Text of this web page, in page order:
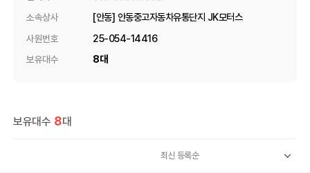
소속상사 [안동] 안동중고자동차유통단지 JK모터스
사원번호 25-054-14416
보유대수 8대
보유대수 8대